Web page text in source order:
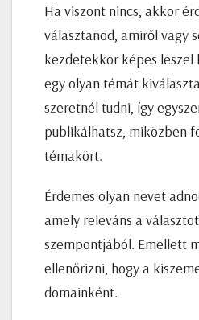
Ha viszont nincs, akkor
választanod, amiről vagy
kezdetekkor képes leszel
egy olyan témát
szeretnél tudni, így
publikálhatsz, miközben
témakört.
Érdemes olyan nevet
amely releváns a
szempontjából. Emellett
ellenőrizni, hogy a
domainként.